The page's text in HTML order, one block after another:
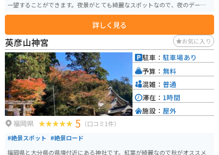
一望することができます。夜景がとても綺麗なスポットなので、夜のデート
にもおすすめです。
詳しく見る
英彦山神宮 お気に入り
福岡県 5 （口コミ1件）
#絶景スポット #絶景ロード
福岡県と大分県の県境付近にある神社です。紅葉が綺麗なので秋がオススメ
駐車： 駐車場あり
予算： 無料
混雑： 普通
滞在： 1時間
施設： 屋外